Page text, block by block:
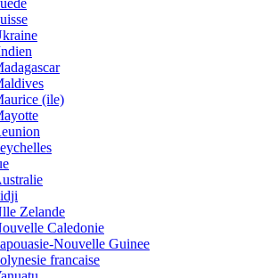
(ile)
Zelande
Caledonie
Nouvelle Guinee
francaise